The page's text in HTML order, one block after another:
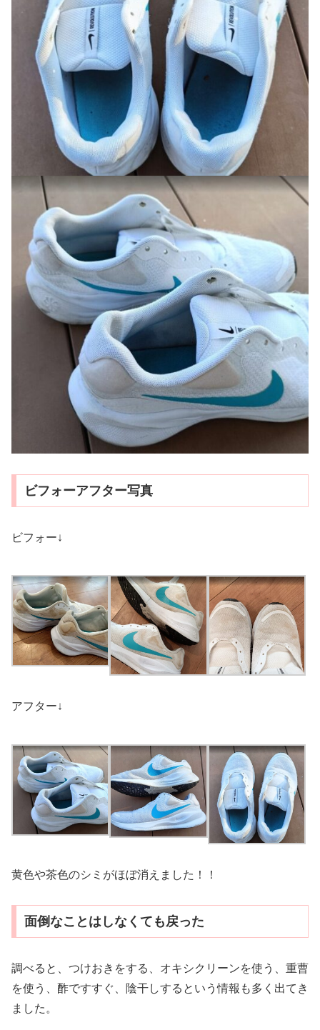
ビフォーアフター写真
ビフォー↓
アフター↓
黄色や茶色のシミがほぼ消えました！！
面倒なことはしなくても戻った
調べると、つけおきをする、オキシクリーンを使う、重曹
を使う、酢ですすぐ、陰干しするという情報も多く出てき
ました。